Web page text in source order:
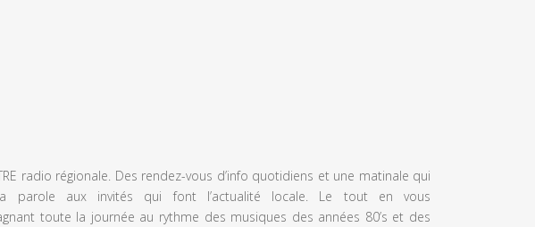
radio régionale. Des rendez-vous d’info quotidiens et une matinale qui
parole aux invités qui font l’actualité locale. Le tout en vous
toute la journée au rythme des musiques des années 80’s et des